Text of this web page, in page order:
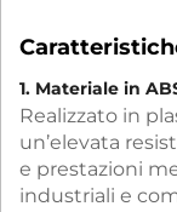
1. Materiale in
Realizzato in
un’elevata
e prestazioni
industriali e